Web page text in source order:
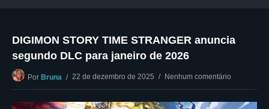
DIGIMON STORY TIME STRANGER anuncia
segundo DLC para janeiro de 2026
Por Bruna 22 de dezembro de 2025 Nenhum comentário